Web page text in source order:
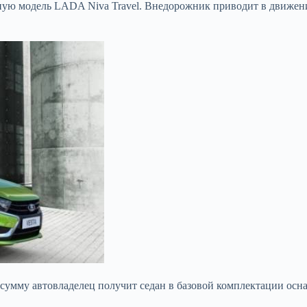
модель LADA Niva Travel. Внедорожник приводит в
автовладелец получит седан в базовой комплектации